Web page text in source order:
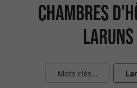
Chambres
Laruns
Mots clés...